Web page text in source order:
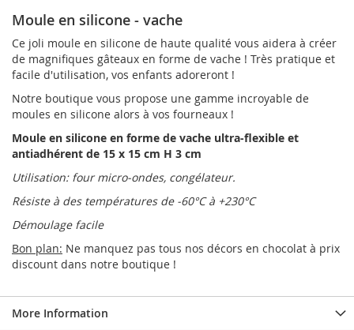
Moule en silicone - vache
Ce joli moule en silicone de haute qualité vous aidera à créer
de magnifiques gâteaux en forme de vache ! Très pratique et
facile d'utilisation, vos enfants adoreront !
Notre boutique vous propose une gamme incroyable de
moules en silicone alors à vos fourneaux !
Moule en silicone en forme de vache ultra-flexible et
antiadhérent de 15 x 15 cm H 3 cm
Utilisation: four micro-ondes, congélateur.
Résiste à des températures de -60°C à +230°C
Démoulage facile
Bon plan: Ne manquez pas tous nos décors en chocolat à prix
discount dans notre boutique !
More Information